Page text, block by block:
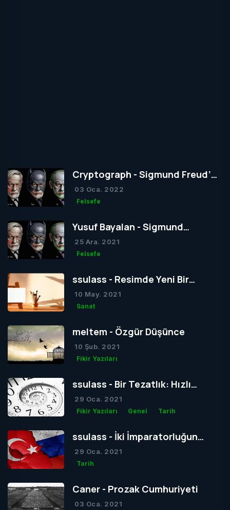
Cryptograph - Sigmund Freud’un
Yapısal Kuramı
03 Oca. 2022
Felsefe
Yusuf Bayalan - Sigmund
Freud’un Yapısal Kuramı
25 Ara. 2021
Felsefe
ssulass - Resimde Yeni Bir
Dönem mi Yoksa Bir Dönemin
Sonu mu?
10 May. 2021
Sanat
meltem - Özgür Düşünce
10 Şub. 2021
Fikir Yazıları
ssulass - Bir Tezatlık: Hızlı
Yaşam, Yavaş Gelişim
29 Oca. 2021
Fikir Yazıları Genel Tarih
ssulass - İki İmparatorluğun
Çağdaşlığa Giden Yolda
Birbiriyle Olan Gizli Rekabeti
29 Oca. 2021
Tarih
Caner - Prozak Cumhuriyeti
03 Oca. 2021